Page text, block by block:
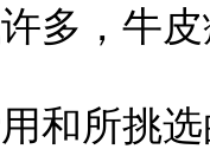
多，牛
和所挑